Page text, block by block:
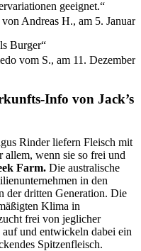
geeignet.“
von Andreas H., am 5. Januar
Burger“
vom S., am 11. Dezember
Info von Jack’s
Rinder liefern Fleisch mit
allem, wenn sie so frei und
Farm. Die australische
in den
der dritten Generation. Die
Klima in
frei von jeglicher
und entwickeln dabei ein
Spitzenfleisch.